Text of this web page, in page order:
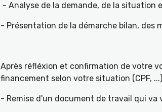
- Analyse de la demande, de la situation
- Présentation de la démarche bilan, des
Après réfléxion et confirmation de votre
financement selon votre situation (CPF, ...)
- Remise d'un document de travail qui va